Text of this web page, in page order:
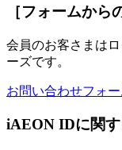
［フォームから
会員のお客さまは
ーズです。
お問い合わせフォ
iAEON IDに関